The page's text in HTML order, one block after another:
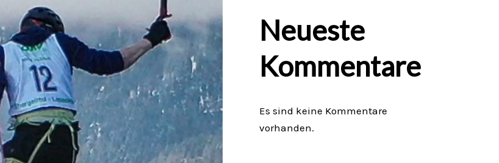
Neueste
Kommentare
Es sind keine Kommentare
vorhanden.